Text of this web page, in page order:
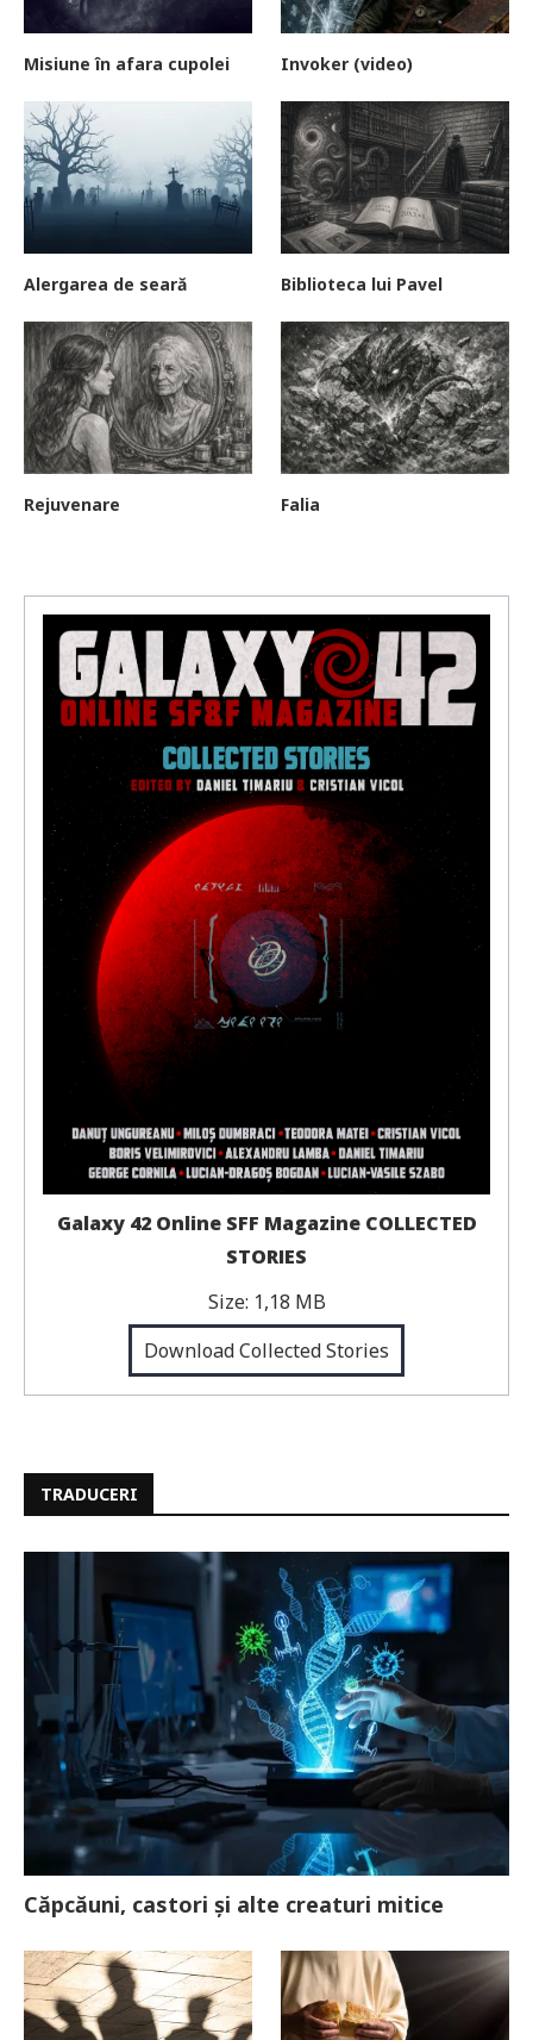
Misiune în afara cupolei Invoker (video)
Alergarea de seară Biblioteca lui Pavel
Rejuvenare Falia
Galaxy 42 Online SFF Magazine COLLECTED
STORIES
Size: 1,18 MB
Download Collected Stories
TRADUCERI
Căpcăuni, castori și alte creaturi mitice